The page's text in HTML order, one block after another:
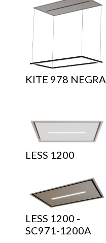
KITE 978 NEGRA
LESS 1200
LESS 1200 -
SC971-1200A